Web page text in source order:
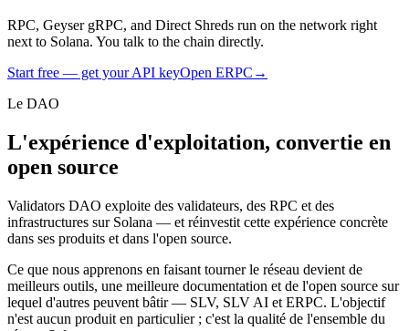
RPC, Geyser gRPC, and Direct Shreds run on the network right
next to Solana. You talk to the chain directly.
Start free — get your API keyOpen ERPC →
Le DAO
L'expérience d'exploitation, convertie en
open source
Validators DAO exploite des validateurs, des RPC et des
infrastructures sur Solana — et réinvestit cette expérience concrète
dans ses produits et dans l'open source.
Ce que nous apprenons en faisant tourner le réseau devient de
meilleurs outils, une meilleure documentation et de l'open source sur
lequel d'autres peuvent bâtir — SLV, SLV AI et ERPC. L'objectif
n'est aucun produit en particulier ; c'est la qualité de l'ensemble du